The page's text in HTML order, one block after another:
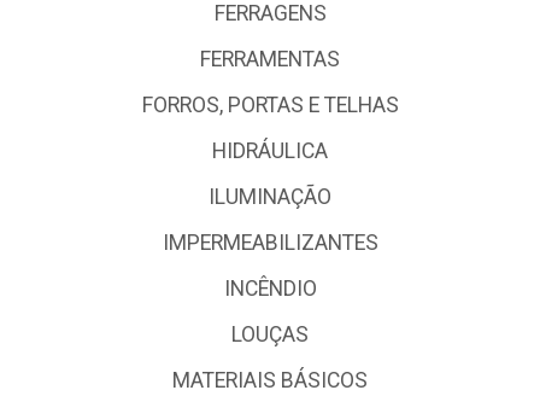
FERRAGENS
FERRAMENTAS
FORROS, PORTAS E TELHAS
HIDRÁULICA
ILUMINAÇÃO
IMPERMEABILIZANTES
INCÊNDIO
LOUÇAS
MATERIAIS BÁSICOS